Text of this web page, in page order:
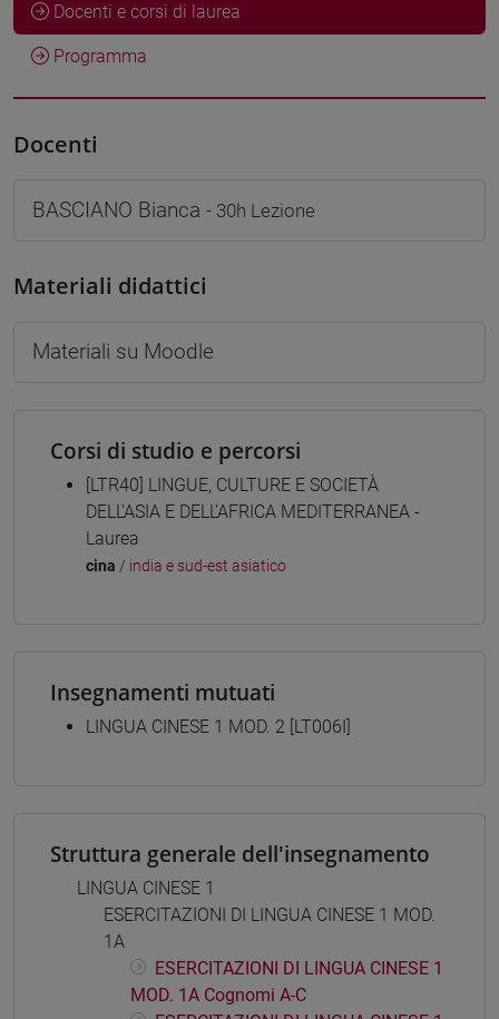
Docenti e corsi di laurea
Programma
Docenti
BASCIANO Bianca - 30h Lezione
Materiali didattici
Materiali su Moodle
Corsi di studio e percorsi
[LTR40] LINGUE, CULTURE E SOCIETÀ
DELL'ASIA E DELL'AFRICA MEDITERRANEA -
Laurea
cina / india e sud-est asiatico
Insegnamenti mutuati
LINGUA CINESE 1 MOD. 2 [LT006I]
Struttura generale dell'insegnamento
LINGUA CINESE 1
ESERCITAZIONI DI LINGUA CINESE 1 MOD.
1A
ESERCITAZIONI DI LINGUA CINESE 1
MOD. 1A Cognomi A-C